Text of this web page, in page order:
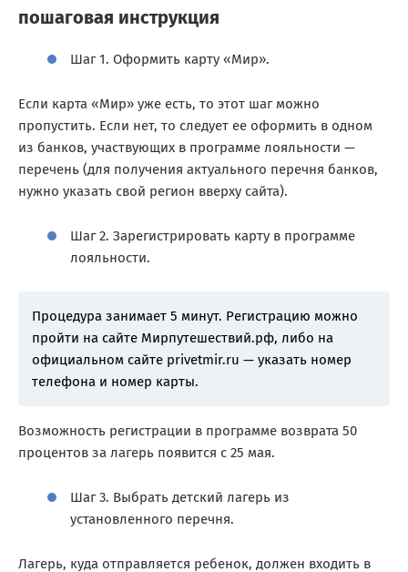
пошаговая инструкция
Шаг 1. Оформить карту «Мир».
Если карта «Мир» уже есть, то этот шаг можно
пропустить. Если нет, то следует ее оформить в одном
из банков, участвующих в программе лояльности —
перечень (для получения актуального перечня банков,
нужно указать свой регион вверху сайта).
Шаг 2. Зарегистрировать карту в программе
лояльности.
Процедура занимает 5 минут. Регистрацию можно
пройти на сайте Мирпутешествий.рф, либо на
официальном сайте privetmir.ru — указать номер
телефона и номер карты.
Возможность регистрации в программе возврата 50
процентов за лагерь появится с 25 мая.
Шаг 3. Выбрать детский лагерь из
установленного перечня.
Лагерь, куда отправляется ребенок, должен входить в